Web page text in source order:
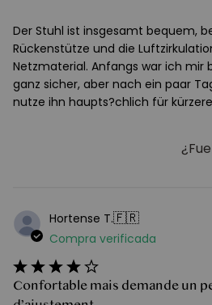
Der Stuhl ist insgesamt bequem,
Rückenstütze und die
Netzmaterial. Anfangs war ich mir
ganz sicher, aber nach ein paar
nutze ihn haupts?chlich für
Hortense T.🇫🇷
Compra verificada
Confortable mais demande un